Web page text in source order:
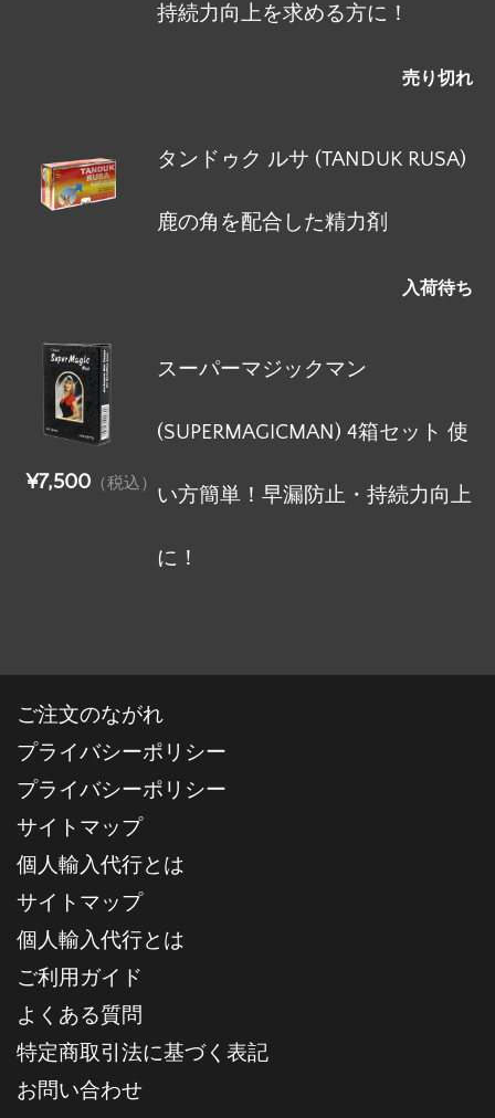
持続力向上を求める方に！
売り切れ
タンドゥク ルサ (TANDUK RUSA)
鹿の角を配合した精力剤
入荷待ち
スーパーマジックマン
(SUPERMAGICMAN) 4箱セット 使
い方簡単！早漏防止・持続力向上
に！
¥7,500 （税込）
ご注文のながれ
プライバシーポリシー
プライバシーポリシー
サイトマップ
個人輸入代行とは
サイトマップ
個人輸入代行とは
ご利用ガイド
よくある質問
特定商取引法に基づく表記
お問い合わせ